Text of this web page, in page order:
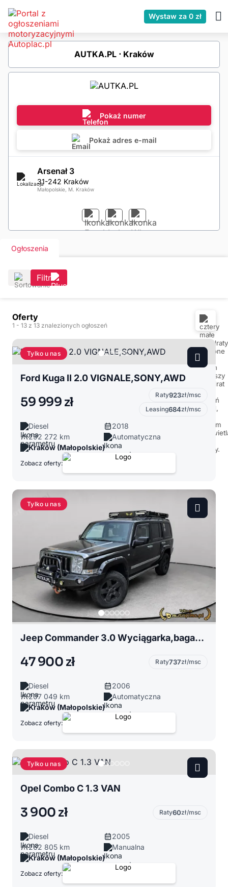
Wystaw za 0 zł
AUTKA.PL ⋅ Kraków
Pokaż numer
Pokaż adres e-mail
Arsenał 3
31-242 Kraków
Małopolskie, M. Kraków
Ogłoszenia
Filtr
Oferty
1 - 13 z 13 znalezionych ogłoszeń
Tylko u nas
Ford Kuga II 2.0 VIGNALE,SONY,AWD
59 999 zł Raty923zł/msc
Leasing684zł/msc
Diesel
2018
292 272 km
Automatyczna
Kraków (Małopolskie)
Zobacz oferty:
Tylko u nas
Jeep Commander 3.0 Wyciągarka,bagażnik dachowy,zderzak stalowy,lift zawieszenia
47 900 zł Raty737zł/msc
Diesel
2006
207 049 km
Automatyczna
Kraków (Małopolskie)
Zobacz oferty:
Tylko u nas
Opel Combo C 1.3 VAN
3 900 zł Raty60zł/msc
Diesel
2005
262 805 km
Manualna
Kraków (Małopolskie)
Zobacz oferty: